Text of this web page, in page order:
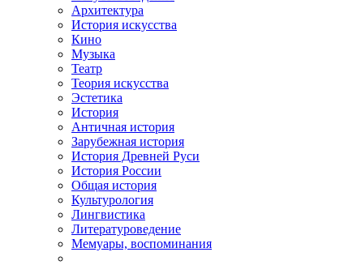
Архитектура
История искусства
Кино
Музыка
Театр
Теория искусства
Эстетика
История
Античная история
Зарубежная история
История Древней Руси
История России
Общая история
Культурология
Лингвистика
Литературоведение
Мемуары, воспоминания